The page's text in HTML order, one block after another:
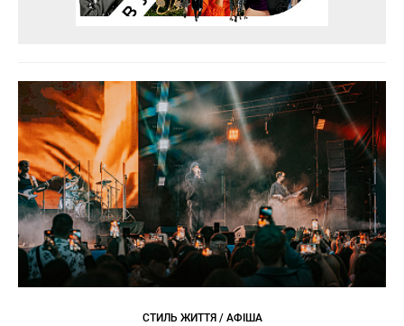
СТИЛЬ ЖИТТЯ / АФІША